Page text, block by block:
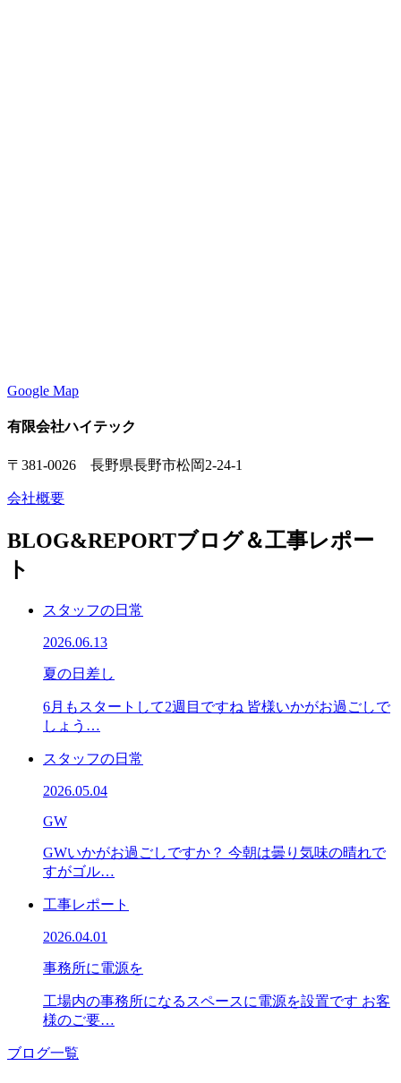
Google Map
有限会社ハイテック
〒381-0026 長野県長野市松岡2-24-1
会社概要
BLOG&REPORTブログ＆工事レポー
ト
スタッフの日常
2026.06.13
夏の日差し
6月もスタートして2週目ですね 皆様いかがお過ごしで
しょう…
スタッフの日常
2026.05.04
GW
GWいかがお過ごしですか？ 今朝は曇り気味の晴れで
すがゴル…
工事レポート
2026.04.01
事務所に電源を
工場内の事務所になるスペースに電源を設置です お客
様のご要…
ブログ一覧